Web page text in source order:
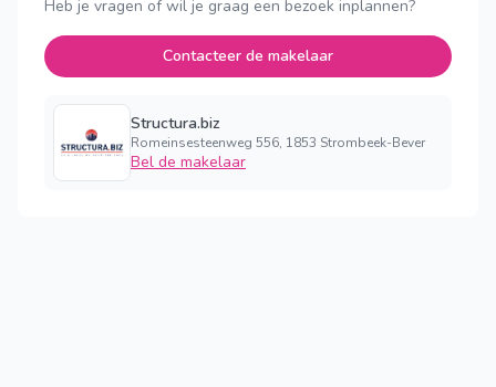
Heb je vragen of wil je graag een bezoek inplannen?
Contacteer de makelaar
Structura.biz
Romeinsesteenweg 556, 1853 Strombeek-Bever
Bel de makelaar